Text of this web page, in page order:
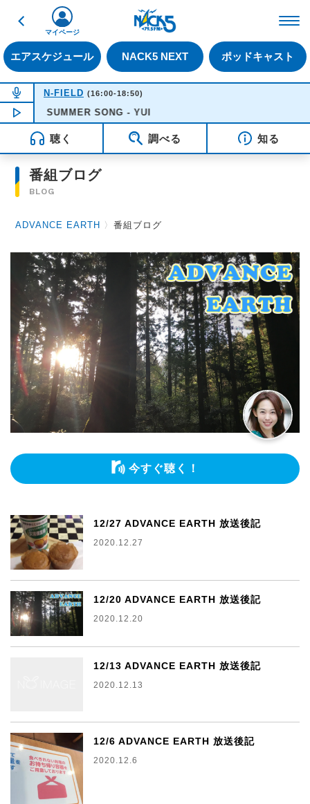
戻る
エアスケジュール NACK5 NEXT ポッドキャスト
マイページ
NOW ON AIR
N-FIELD (16:00-18:50)
NOW PLAYING18:05
SUMMER SONG - YUI
聴く 調べる 知る
番組ブログ
BLOG
ADVANCE EARTH 〉番組ブログ
今すぐ聴く！
12/27 ADVANCE EARTH 放送後記
2020.12.27
12/20 ADVANCE EARTH 放送後記
2020.12.20
12/13 ADVANCE EARTH 放送後記
2020.12.13
12/6 ADVANCE EARTH 放送後記
2020.12.6